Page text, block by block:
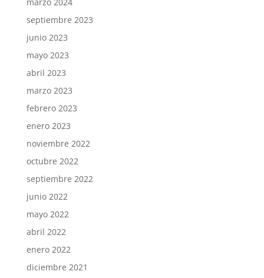
septiembre 2023
junio 2023
mayo 2023
abril 2023
marzo 2023
febrero 2023
enero 2023
noviembre 2022
octubre 2022
septiembre 2022
junio 2022
mayo 2022
abril 2022
enero 2022
diciembre 2021